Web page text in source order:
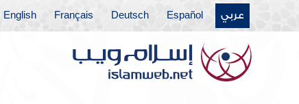
عربي Español
Deutsch
Français
English